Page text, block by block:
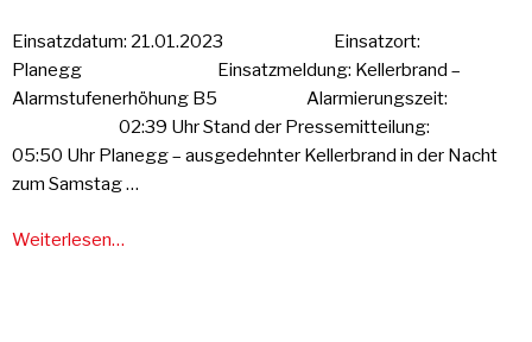
Einsatzdatum: 21.01.2023 Einsatzort:
Planegg Einsatzmeldung: Kellerbrand –
Alarmstufenerhöhung B5 Alarmierungszeit:
02:39 Uhr Stand der Pressemitteilung:
05:50 Uhr Planegg – ausgedehnter Kellerbrand in der Nacht
zum Samstag …
Weiterlesen…